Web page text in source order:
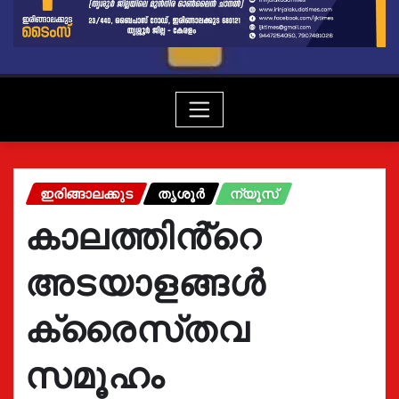
ഇരിങ്ങാലക്കുട തൃശൂർ ന്യൂസ്
കാലത്തിൻ്റെ
അടയാളങ്ങൾ
ക്രൈസ്‌തവ
സമൂഹം